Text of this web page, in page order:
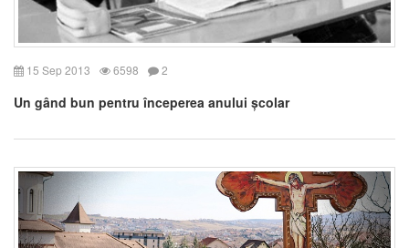
15 Sep 2013 6598 2
Un gând bun pentru începerea anului școlar